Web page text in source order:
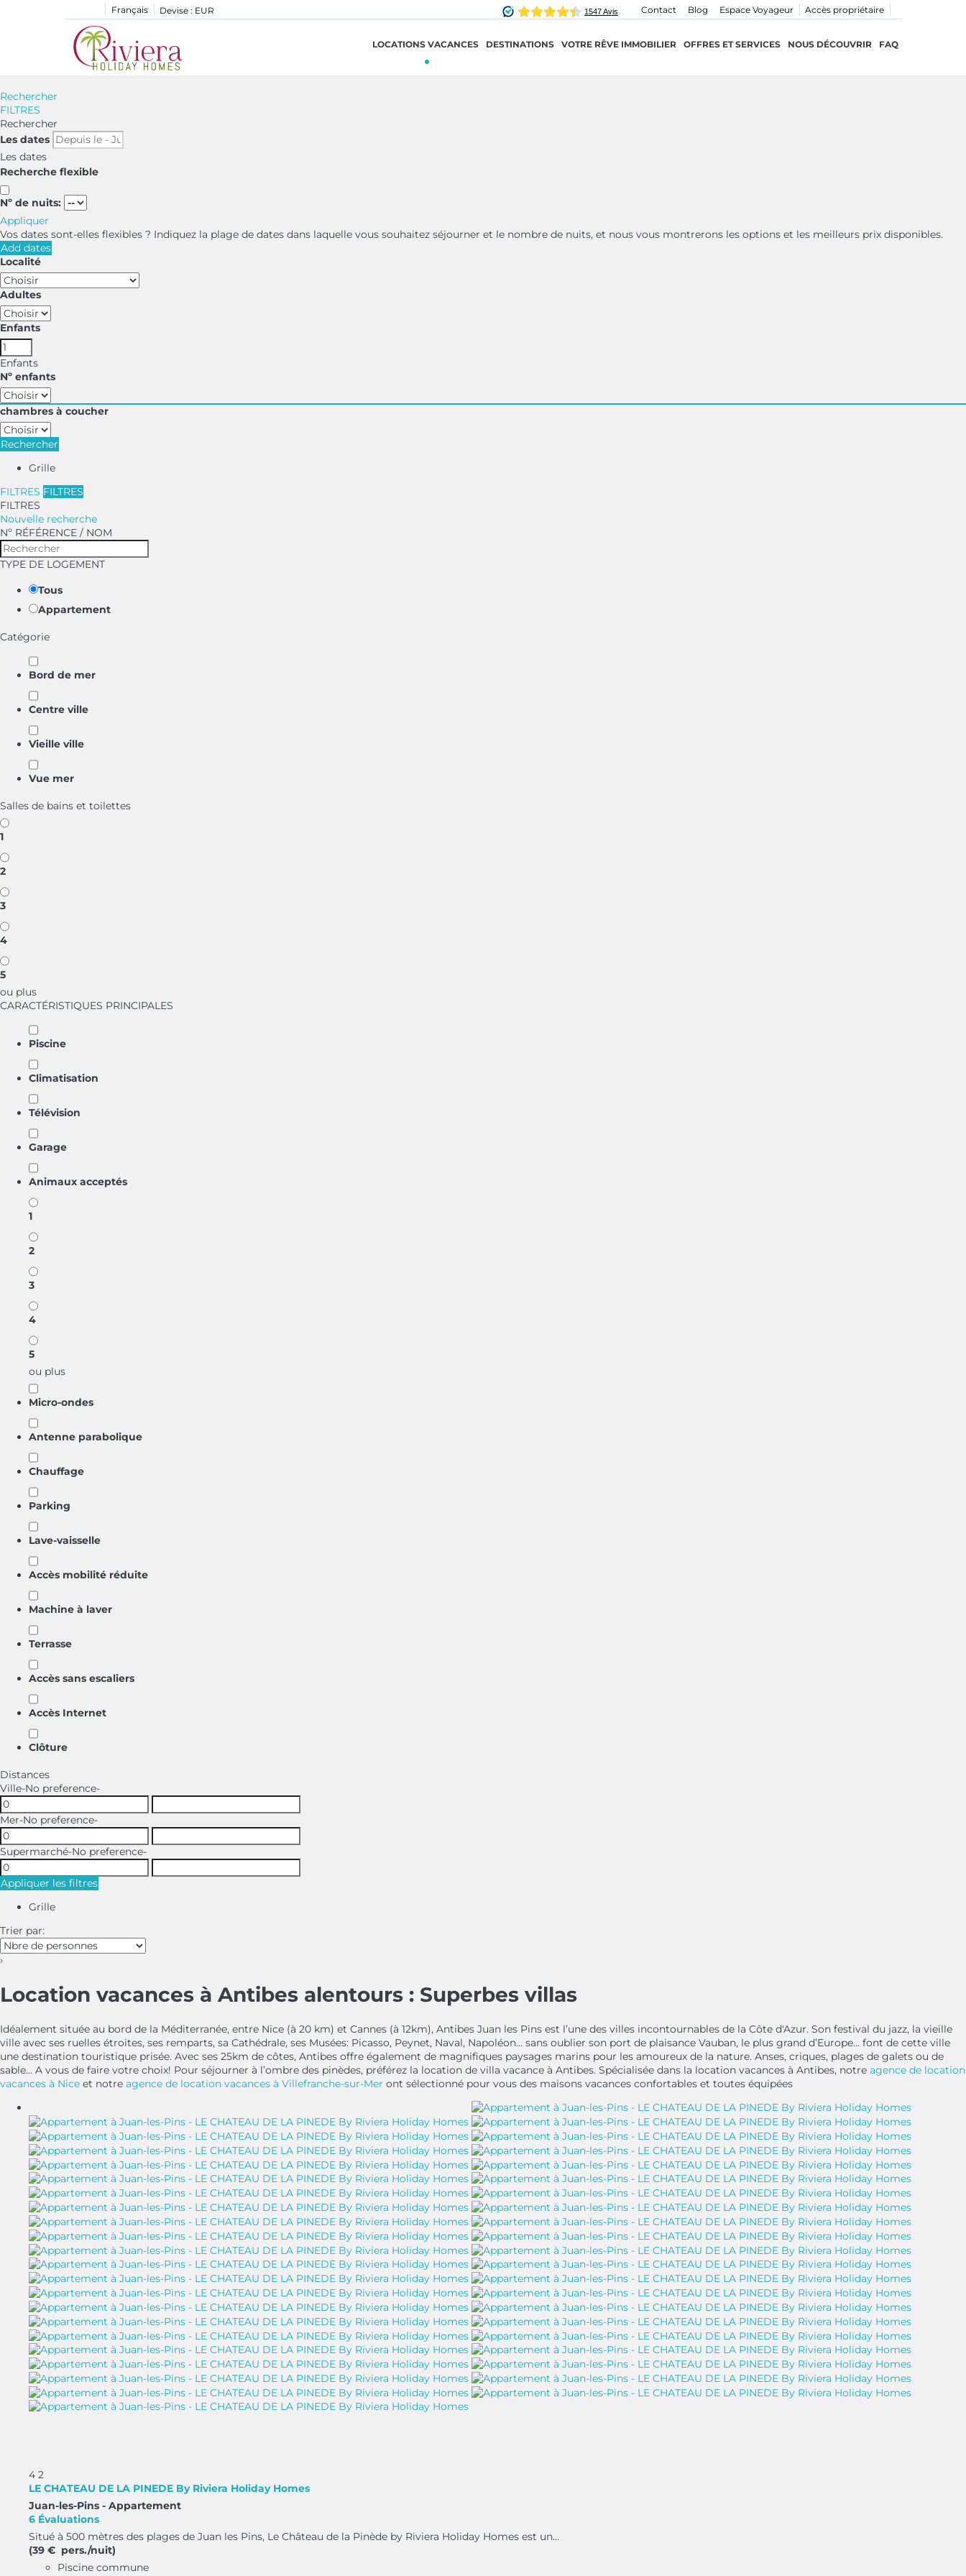
Français Devise : EUR Accès propriétaire
Espace Voyageur
Blog
Contact
LOCATIONS VACANCES DESTINATIONS VOTRE RÊVE IMMOBILIER OFFRES ET SERVICES NOUS DÉCOUVRIR FAQ
Rechercher
FILTRES
Rechercher
Les dates
Les dates
Recherche flexible
Nº de nuits:
Appliquer
Vos dates sont-elles flexibles ? Indiquez la plage de dates dans laquelle vous souhaitez séjourner et le nombre de nuits, et nous vous montrerons les options et les meilleurs prix disponibles.
Add dates
Localité
Adultes
Enfants
Enfants
Nº enfants
chambres à coucher
Rechercher
Grille
FILTRES FILTRES
FILTRES
Nouvelle recherche
Nº RÉFÉRENCE / NOM
TYPE DE LOGEMENT
Tous
Appartement
Catégorie
Bord de mer
Centre ville
Vieille ville
Vue mer
Salles de bains et toilettes
1
2
3
4
5
ou plus
CARACTÉRISTIQUES PRINCIPALES
Piscine
Climatisation
Télévision
Garage
Animaux acceptés
1
2
3
4
5
ou plus
Micro-ondes
Antenne parabolique
Chauffage
Parking
Lave-vaisselle
Accès mobilité réduite
Machine à laver
Terrasse
Accès sans escaliers
Accès Internet
Clôture
Distances
Ville-No preference-
Mer-No preference-
Supermarché-No preference-
Appliquer les filtres
Grille
Trier par:
›
Location vacances à Antibes alentours : Superbes villas
Idéalement située au bord de la Méditerranée, entre Nice (à 20 km) et Cannes (à 12km), Antibes Juan les Pins est l’une des villes incontournables de la Côte d'Azur. Son festival du jazz, la vieille
ville avec ses ruelles étroites, ses remparts, sa Cathédrale, ses Musées: Picasso, Peynet, Naval, Napoléon… sans oublier son port de plaisance Vauban, le plus grand d’Europe… font de cette ville
une destination touristique prisée. Avec ses 25km de côtes, Antibes offre également de magnifiques paysages marins pour les amoureux de la nature. Anses, criques, plages de galets ou de
sable… A vous de faire votre choix! Pour séjourner à l’ombre des pinèdes, préférez la location de villa vacance à Antibes. Spécialisée dans la location vacances à Antibes, notre agence de location
vacances à Nice et notre agence de location vacances à Villefranche-sur-Mer ont sélectionné pour vous des maisons vacances confortables et toutes équipées
4 2
LE CHATEAU DE LA PINEDE By Riviera Holiday Homes
Juan-les-Pins - Appartement
6 Évaluations
Situé à 500 mètres des plages de Juan les Pins, Le Château de la Pinède by Riviera Holiday Homes est un...
(39 € pers./nuit)
Piscine commune